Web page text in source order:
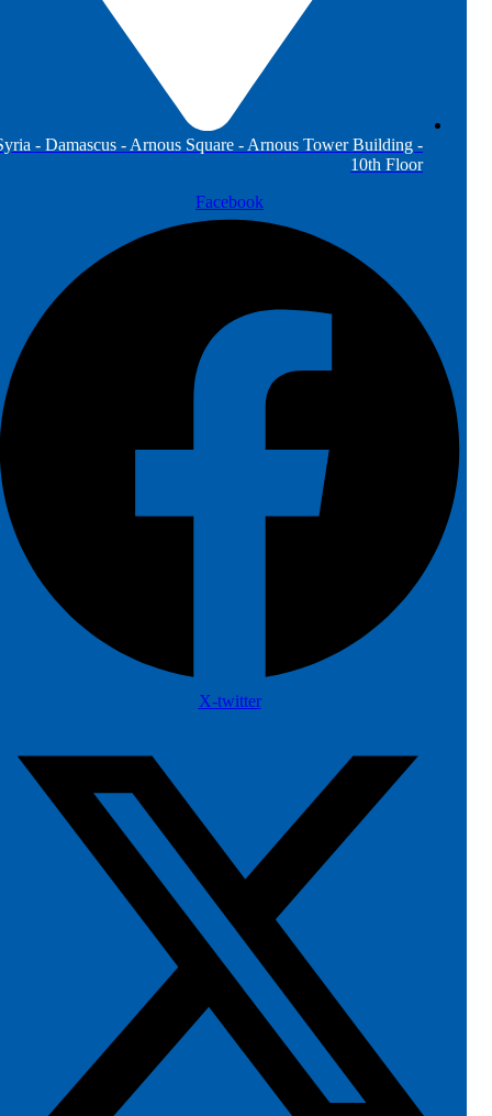
- Damascus - Arnous Square - Arnous Tower Building -
10th Floor
Facebook
X-twitter